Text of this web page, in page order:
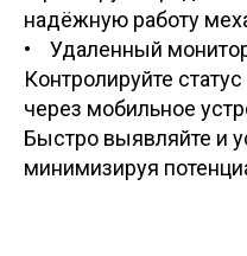
надёжную работу
• Удаленный
Контролируйте
через мобильное
Быстро выявляйте и
минимизируя